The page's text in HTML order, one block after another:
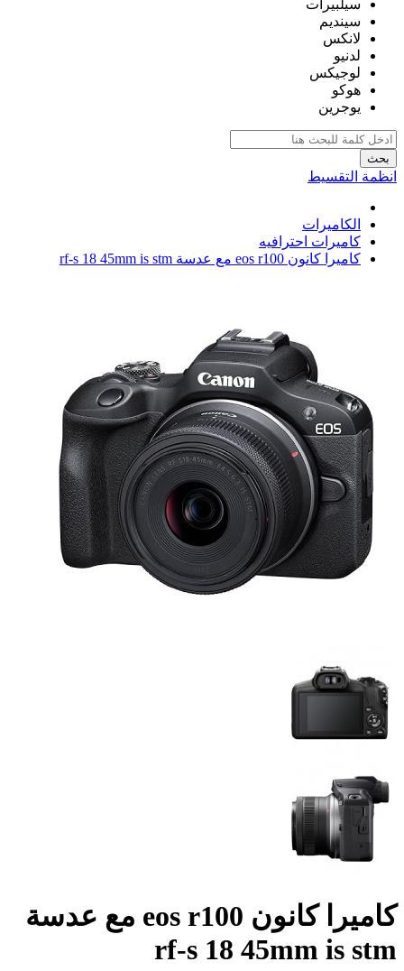
سيلبيرات
سينديم
لانكس
لدنيو
لوجيكس
هوكو
يوجرين
بحث
انظمة التقسيط
الكاميرات
كاميرات احترافيه
كاميرا كانون eos r100 مع عدسة rf-s 18 45mm is stm
كاميرا كانون eos r100 مع عدسة
rf-s 18 45mm is stm